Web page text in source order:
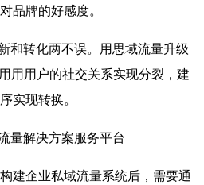
品牌的好感度。
转化两不误。用思域流量升级
用用户的社交关系实现分裂，建
实现转换。
解决方案服务平台
企业私域流量系统后，需要通